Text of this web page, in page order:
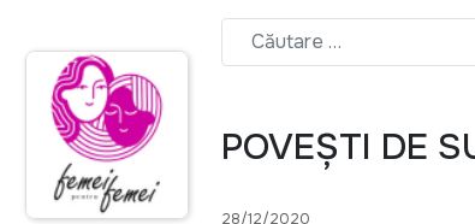
POVEȘTI DE
28/12/2020